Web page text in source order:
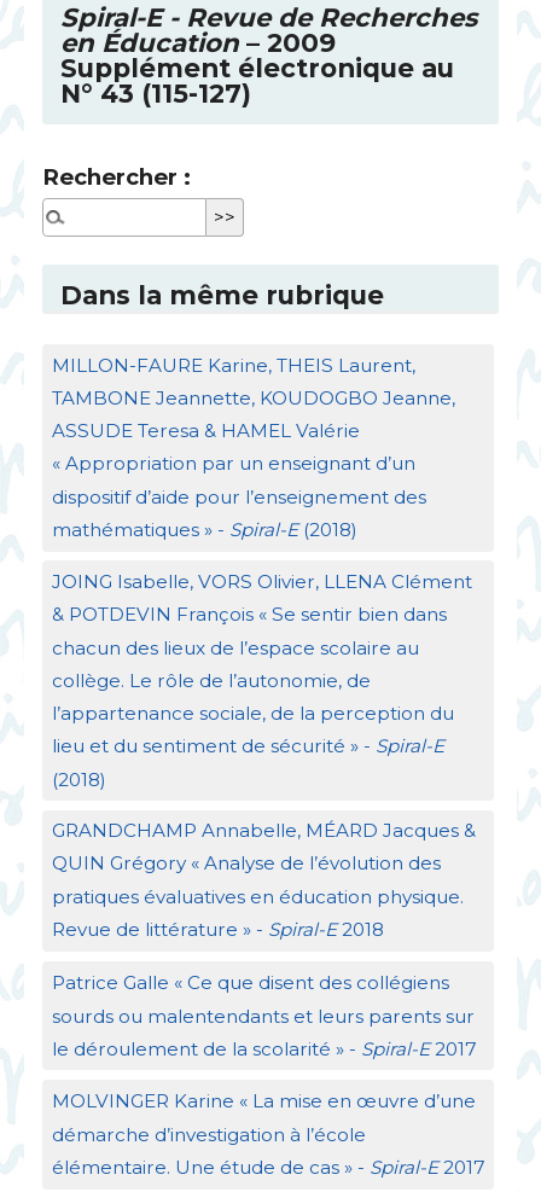
Spiral-E - Revue de Recherches
en Éducation – 2009
Supplément électronique au
N° 43 (115-127)
Rechercher :
Dans la même rubrique
MILLON-FAUREKarine, THEIS Laurent,
TAMBONEJeannette, KOUDOGBO Jeanne,
ASSUDETeresa & HAMELValérie
« Appropriation par un enseignant d’un
dispositif d’aide pour l’enseignement des
mathématiques » - Spiral-E(2018)
JOING Isabelle, VORS Olivier, LLENAClément
& POTDEVIN François « Se sentir bien dans
chacun des lieux de l’espace scolaire au
collège. Le rôle de l’autonomie, de
l’appartenance sociale, de la perception du
lieu et du sentiment de sécurité » - Spiral-E
(2018)
GRANDCHAMP Annabelle, MÉARD Jacques &
QUIN Grégory « Analyse de l’évolution des
pratiques évaluatives en éducation physique.
Revue de littérature » - Spiral-E2018
Patrice Galle « Ce que disent des collégiens
sourds ou malentendants et leurs parents sur
le déroulement de la scolarité » - Spiral-E2017
MOLVINGER Karine « La mise en œuvre d’une
démarche d’investigation à l’école
élémentaire. Une étude de cas » - Spiral-E2017